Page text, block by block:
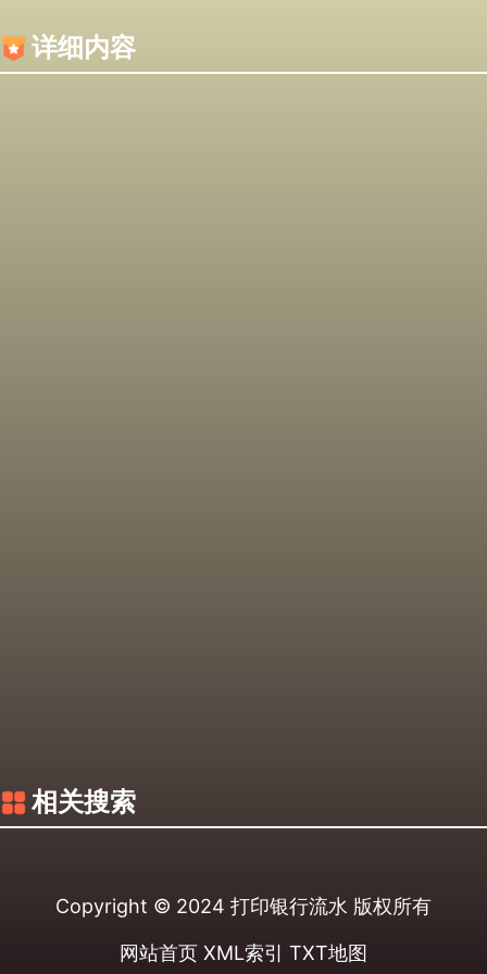
详细内容
相关搜索
Copyright © 2024 打印银行流水 版权所有
网站首页 XML索引 TXT地图